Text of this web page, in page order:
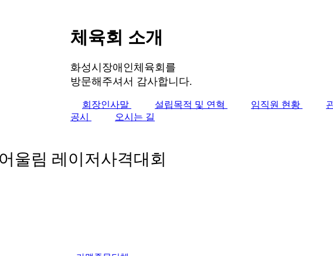
체육회 소개
화성시장애인체육회를
방문해주셔서 감사합니다.
회장인사말 설립목적 및 연혁 임직원 현황
공시
오시는 길
울림 레이저사격대회